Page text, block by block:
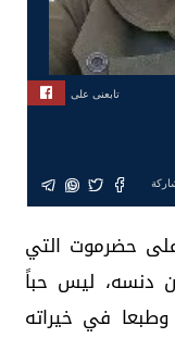
تابعنى على
حضرموت التي
دنسه، ليس حباً
في خيراته